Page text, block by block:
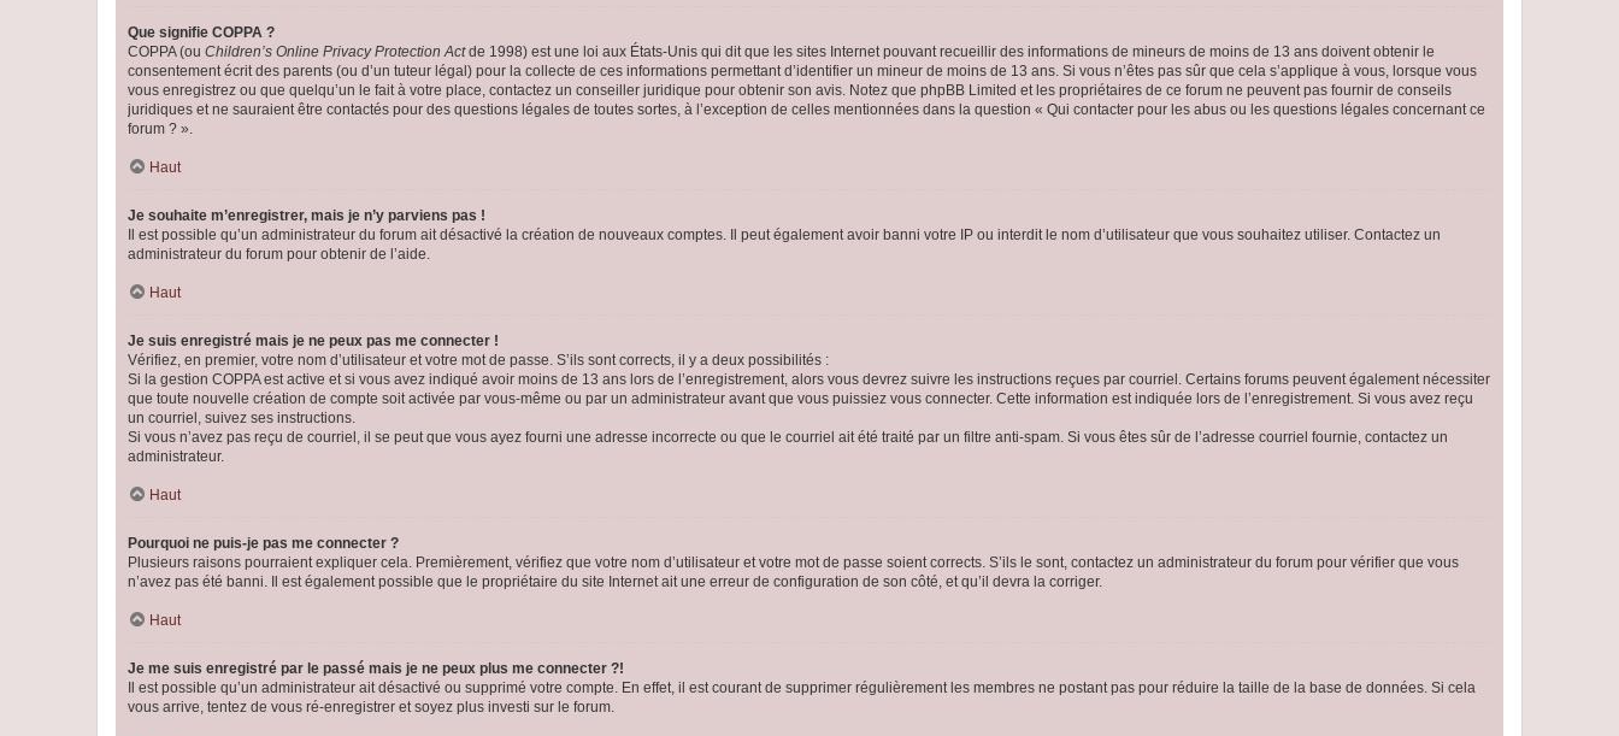
Que signifie COPPA ?
COPPA (ou Children’s Online Privacy Protection Actde 1998) est une loi aux États-Unis qui dit que les sites Internet pouvant recueillir des informations de mineurs de moins de 13 ans doivent obtenir le
consentement écrit des parents (ou d’un tuteur légal) pour la collecte de ces informations permettant d’identifier un mineur de moins de 13 ans. Si vous n’êtes pas sûr que cela s’applique à vous, lorsque vous
vous enregistrez ou que quelqu’un le fait à votre place, contactez un conseiller juridique pour obtenir son avis. Notez que phpBB Limited et les propriétaires de ce forum ne peuvent pas fournir de conseils
juridiques et ne sauraient être contactés pour des questions légales de toutes sortes, à l’exception de celles mentionnées dans la question « Qui contacter pour les abus ou les questions légales concernant ce
forum ? ».
Haut
Je souhaite m’enregistrer, mais je n’y parviens pas !
Il est possible qu’un administrateur du forum ait désactivé la création de nouveaux comptes. Il peut également avoir banni votre IP ou interdit le nom d’utilisateur que vous souhaitez utiliser. Contactez un
administrateur du forum pour obtenir de l’aide.
Haut
Je suis enregistré mais je ne peux pas me connecter !
Vérifiez, en premier, votre nom d’utilisateur et votre mot de passe. S’ils sont corrects, il y a deux possibilités :
Si la gestion COPPA est active et si vous avez indiqué avoir moins de 13 ans lors de l’enregistrement, alors vous devrez suivre les instructions reçues par courriel. Certains forums peuvent également nécessiter
que toute nouvelle création de compte soit activée par vous-même ou par un administrateur avant que vous puissiez vous connecter. Cette information est indiquée lors de l’enregistrement. Si vous avez reçu
un courriel, suivez ses instructions.
Si vous n’avez pas reçu de courriel, il se peut que vous ayez fourni une adresse incorrecte ou que le courriel ait été traité par un filtre anti-spam. Si vous êtes sûr de l’adresse courriel fournie, contactez un
administrateur.
Haut
Pourquoi ne puis-je pas me connecter ?
Plusieurs raisons pourraient expliquer cela. Premièrement, vérifiez que votre nom d’utilisateur et votre mot de passe soient corrects. S’ils le sont, contactez un administrateur du forum pour vérifier que vous
n’avez pas été banni. Il est également possible que le propriétaire du site Internet ait une erreur de configuration de son côté, et qu’il devra la corriger.
Haut
Je me suis enregistré par le passé mais je ne peux plus me connecter ?!
Il est possible qu’un administrateur ait désactivé ou supprimé votre compte. En effet, il est courant de supprimer régulièrement les membres ne postant pas pour réduire la taille de la base de données. Si cela
vous arrive, tentez de vous ré-enregistrer et soyez plus investi sur le forum.